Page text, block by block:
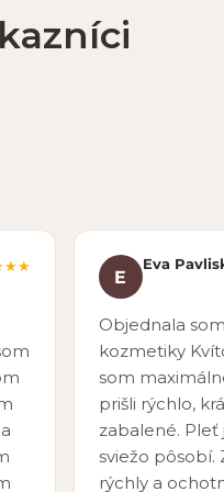
E
Eva
Objednala
kozmetiky
som
prišli rýchlo,
zabalené. Pleť
sviežo pôsobí.
rýchly a